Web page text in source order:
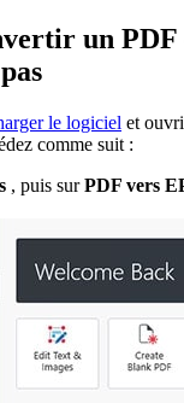
un PDF
le logiciel et
comme suit :
, puis surPDF vers